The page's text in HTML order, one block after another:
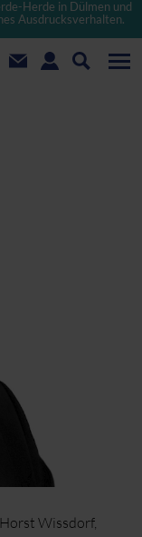
Herde in Dülmen und
Ausdrucksverhalten.
Wissdorf,